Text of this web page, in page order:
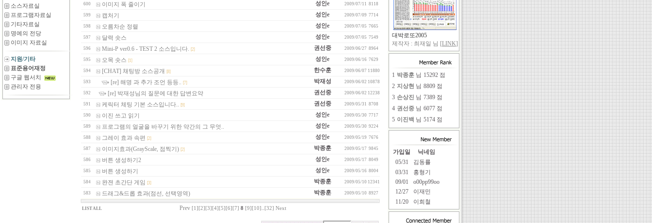
소스자료실
프로그램자료실
기타자료실
명예의 전당
이미지 자료실
지원/기타
표준용어재정
구글 웹서치
관리자 전용
600 이미지 폭 줄이기 성인e 2009/07/11 8118
599 캡처기 성인e 2009/07/09 7714
598 오름차순 정렬 성인e 2009/07/05 7665
597 달력 솟스 성인e 2009/07/05 7549
596 Mini-P ver0.6 - TEST 2 소스입니다. [2] 권선중 2009/06/27 8964
595 오목 솟스 [1] 성인e 2009/06/16 7629
594 [CHAT] 채팅방 소스공개 [8] 한수훈 2009/06/07 11880
593 [re] 해명 과 추가 조언 등등.. [7] 박재성 2009/06/02 10878
592 [re] 박재성님의 질문에 대한 답변요약 권선중 2009/06/02 12238
591 케릭터 체팅 기본 소스입니다.. [9] 권선중 2009/05/31 8708
590 이진 쓰고 읽기 성인e 2009/05/30 7717
589 프로그램의 얼굴을 바꾸기 위한 약간의 그 무엇.. 성인e 2009/05/30 9224
588 그레이 효과 속편 [2] 성인e 2009/05/19 7676
587 이미지효과(GrayScale, 점찍기) [2] 박종훈 2009/05/17 9845
586 버튼 생성하기2 성인e 2009/05/17 8049
585 버튼 생성하기 성인e 2009/05/16 8004
584 완젼 초간단 게임 [3] 박종훈 2009/05/10 12341
583 드래그&드롭 효과(점선, 선택영역) 박종훈 2009/05/10 8927
LIST ALL Prev [1] [2] [3] [4] [5] [6] [7] 8 [9] [10] [32] Next
대박로또2005
제작자 : 최재일 님 [LINK]
1 박종훈 님 15292 점
2 지상현 님 8809 점
3 손상진 님 7389 점
4 권선중 님 6077 점
5 이진백 님 5174 점
가입일
닉네임
05/31
김동률
03/31
홍형기
09/01
o00pp99oo
12/27
이재민
11/20
이희철